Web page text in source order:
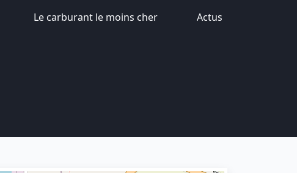
Le carburant le moins cher Actus